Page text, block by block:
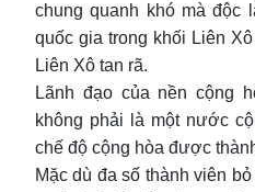
chung quanh khó mà độc
quốc gia trong khối Liên
Liên Xô tan rã.
Lãnh đạo của nền cộng
không phải là một nước
chế độ cộng hòa được
Mặc dù đa số thành viên